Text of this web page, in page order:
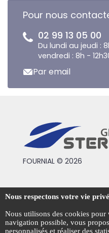
Pour nous
02 99 13 05 00
Du lundi au jeudi :
vendredi : 8h -
Par email
FOURNIAL © 2026
Conditions générales de
Mentions légales
Politique de
Nous respectons votre vie
Nous utilisons des cookies
navigation possible, vous
personnalisés et réaliser des